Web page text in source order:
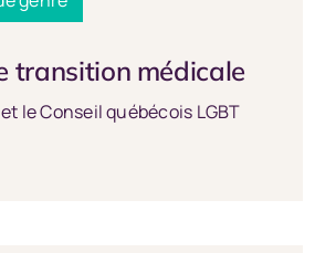
transition médicale
le Conseil québécois LGBT